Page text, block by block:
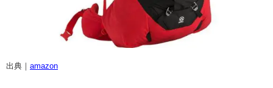
出典｜ amazon